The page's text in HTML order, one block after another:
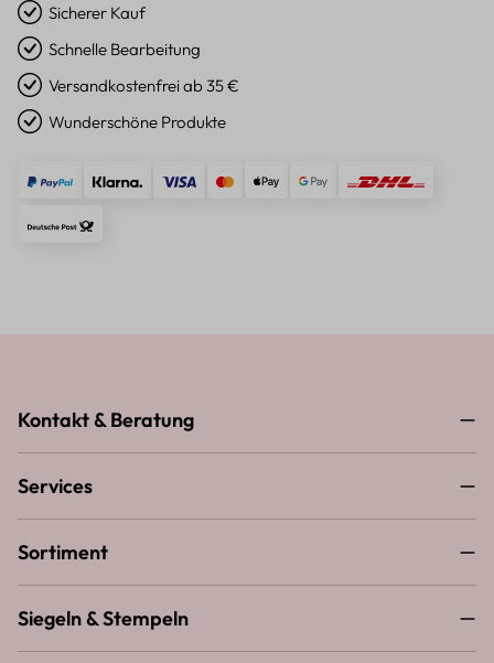
Sicherer Kauf
Schnelle Bearbeitung
Versandkostenfrei ab 35 €
Wunderschöne Produkte
Kontakt & Beratung
Services
Sortiment
Siegeln & Stempeln